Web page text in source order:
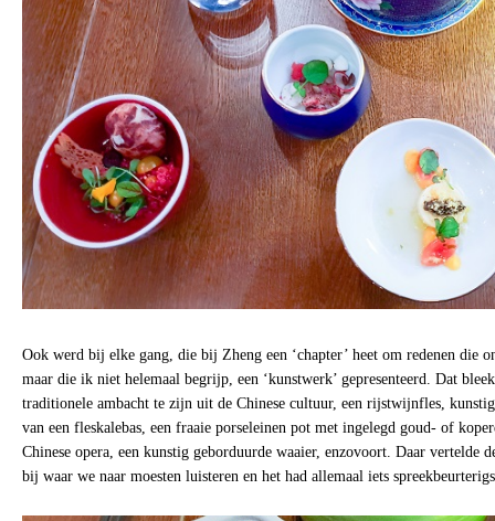
Ook werd bij elke gang, die bij Zheng een ‘chapter’ heet om redenen die
maar die ik niet helemaal begrijp, een ‘kunstwerk’ gepresenteerd. Dat
traditionele ambacht te zijn uit de Chinese cultuur, een rijstwijnfles,
van een fleskalebas, een fraaie porseleinen pot met ingelegd goud- of
Chinese opera, een kunstig geborduurde waaier, enzovoort. Daar vertelde
bij waar we naar moesten luisteren en het had allemaal iets